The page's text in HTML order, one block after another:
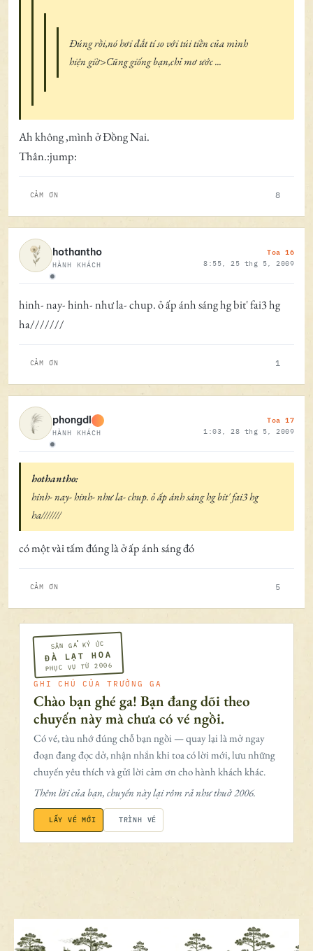
Đúng rồi,nó hơi đắt tí so với túi tiền của mình
hiện giờ>Cũng giống bạn,chỉ mơ ước ...
Ah không ,mình ở Đồng Nai.
Thân.:jump:
CẢM ƠN 8
Ngoại tuyến
hothantho
HÀNH KHÁCH
Toa 16
8:55, 25 thg 5, 2009
hinh- nay- hinh- như la- chup. ỏ ấp ánh sáng hg bit' fai3 hg
ha///////
CẢM ƠN 1
Ngoại tuyến
phongdl
HÀNH KHÁCH
Toa 17
1:03, 28 thg 5, 2009
hothantho:
hinh- nay- hinh- như la- chup. ỏ ấp ánh sáng hg bit' fai3 hg
ha///////
có một vài tấm đúng là ở ấp ánh sáng đó
CẢM ƠN 5
SÂN GA KÝ ỨC
ĐÀ LẠT HOA
PHỤC VỤ TỪ 2006
GHI CHÚ CỦA TRƯỞNG GA
Chào bạn ghé ga! Bạn đang dõi theo
chuyến này mà chưa có vé ngồi.
Có vé, tàu nhớ đúng chỗ bạn ngồi — quay lại là mở ngay
đoạn đang đọc dở, nhận nhắn khi toa có lời mới, lưu những
chuyến yêu thích và gửi lời cảm ơn cho hành khách khác.
Thêm lời của bạn, chuyến này lại rôm rả như thuở 2006.
LẤY VÉ MỚI TRÌNH VÉ